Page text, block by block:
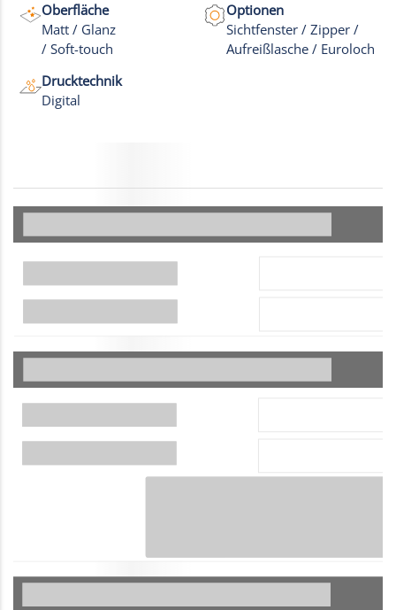
Oberfläche
Matt / Glanz
/ Soft-touch
Optionen
Sichtfenster / Zipper /
Aufreißlasche / Euroloch
Drucktechnik
Digital